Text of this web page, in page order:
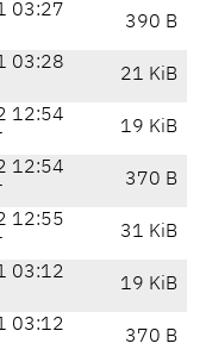
03:27
390 B
03:28
21 KiB
12:54
19 KiB
12:54
370 B
12:55
31 KiB
03:12
19 KiB
03:12
370 B